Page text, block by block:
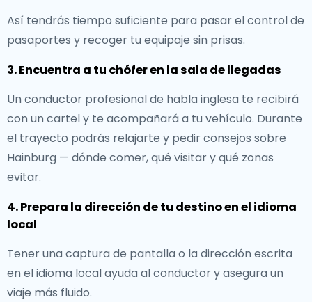
Así tendrás tiempo suficiente para pasar el control de
pasaportes y recoger tu equipaje sin prisas.
3. Encuentra a tu chófer en la sala de llegadas
Un conductor profesional de habla inglesa te recibirá
con un cartel y te acompañará a tu vehículo. Durante
el trayecto podrás relajarte y pedir consejos sobre
Hainburg — dónde comer, qué visitar y qué zonas
evitar.
4. Prepara la dirección de tu destino en el idioma
local
Tener una captura de pantalla o la dirección escrita
en el idioma local ayuda al conductor y asegura un
viaje más fluido.